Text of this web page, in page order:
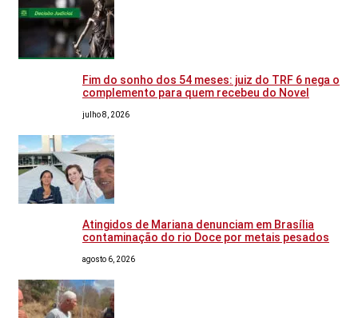
Fim do sonho dos 54 meses: juiz do TRF 6 nega o
complemento para quem recebeu do Novel
julho 8, 2026
Atingidos de Mariana denunciam em Brasília
contaminação do rio Doce por metais pesados
agosto 6, 2026